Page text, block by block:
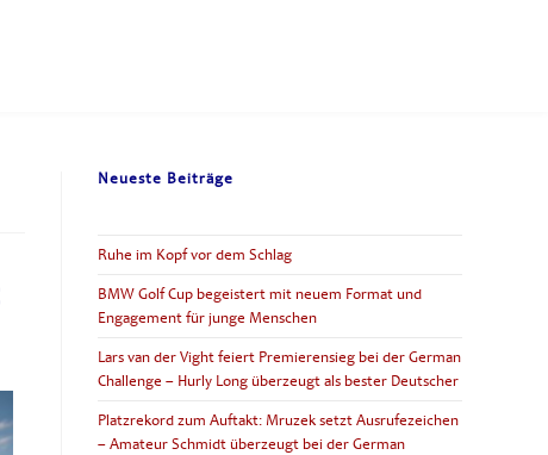
Neueste Beiträge
Ruhe im Kopf vor dem Schlag
BMW Golf Cup begeistert mit neuem Format und
Engagement für junge Menschen
Lars van der Vight feiert Premierensieg bei der German
Challenge – Hurly Long überzeugt als bester Deutscher
Platzrekord zum Auftakt: Mruzek setzt Ausrufezeichen
– Amateur Schmidt überzeugt bei der German